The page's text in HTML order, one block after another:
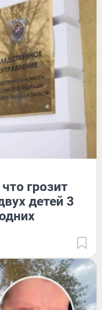
грозит
детей 3